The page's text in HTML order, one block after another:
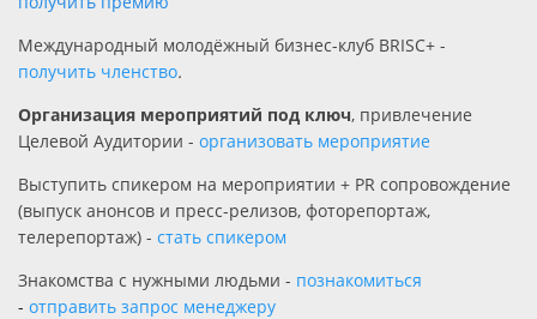
Международный молодёжный бизнес-клуб BRISC+ -
получить членство.
Организация мероприятий под ключ, привлечение
Целевой Аудитории - организовать мероприятие
Выступить спикером на мероприятии + PR сопровождение
(выпуск анонсов и пресс-релизов, фоторепортаж,
телерепортаж) - стать спикером
Знакомства с нужными людьми - познакомиться
- отправить запрос менеджеру